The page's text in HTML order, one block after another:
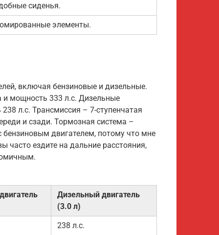
сиденья.
элементы.
включая бензиновые и дизельные.
и мощность 333 л.с. Дизельные
л.с. Трансмиссия – 7-ступенчатая
и сзади. Тормозная система –
двигателем, потому что мне
часто ездите на дальние расстояния,
Дизельный двигатель
(3.0 л)
238 л.с.